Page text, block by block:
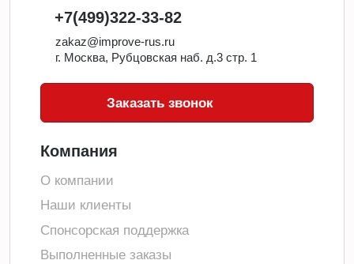
+7(499)322-33-82
zakaz@improve-rus.ru
г. Москва, Рубцовская наб. д.3 стр. 1
Заказать звонок
Компания
О компании
Наши клиенты
Спонсорская поддержка
Выполненные заказы